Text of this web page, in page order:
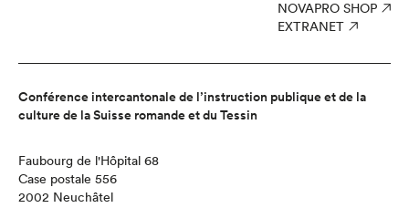
NOVAPRO SHOP
EXTRANET
Conférence intercantonale de l’instruction publique et de la
culture de la Suisse romande et du Tessin
Faubourg de l'Hôpital 68
Case postale 556
2002 Neuchâtel